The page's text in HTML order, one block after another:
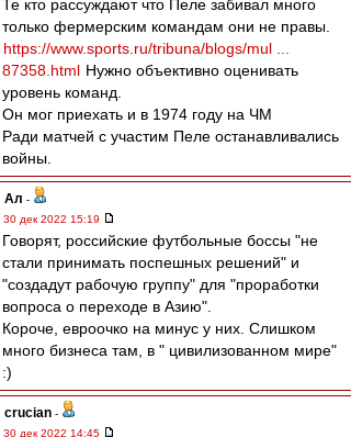
Те кто рассуждают что Пеле забивал много
только фермерским командам они не правы.
https://www.sports.ru/tribuna/blogs/mul ...
87358.html Нужно объективно оценивать
уровень команд.
Он мог приехать и в 1974 году на ЧМ
Ради матчей с участим Пеле останавливались
войны.
Ал -
30 дек 2022 15:19
Говорят, российские футбольные боссы "не
стали принимать поспешных решений" и
"создадут рабочую группу" для "проработки
вопроса о переходе в Азию".
Короче, евроочко на минус у них. Слишком
много бизнеса там, в " цивилизованном мире"
:)
crucian -
30 дек 2022 14:45